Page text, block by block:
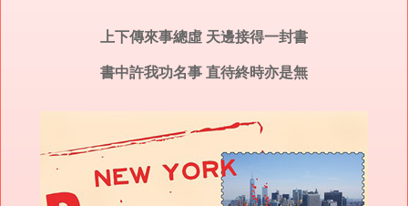
上下傳來事總虛 天邊接得一封書
書中許我功名事 直待終時亦是無